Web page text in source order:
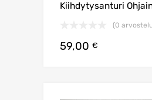
Kiihdytysanturi
(0
59,00 €